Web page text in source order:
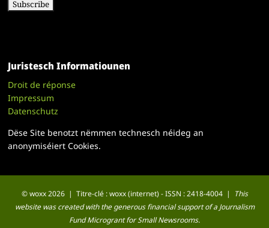
Juristesch Informatiounen
Droit de réponse
Impressum
Datenschutz
Dëse Site benotzt nëmmen technesch néideg an
anonymiséiert Cookies.
© woxx 2026 | Titre-clé : woxx (internet) - ISSN : 2418-4004 |
This
website was created with the generous financial support of a Journalism
Fund Microgrant for Small Newsrooms.